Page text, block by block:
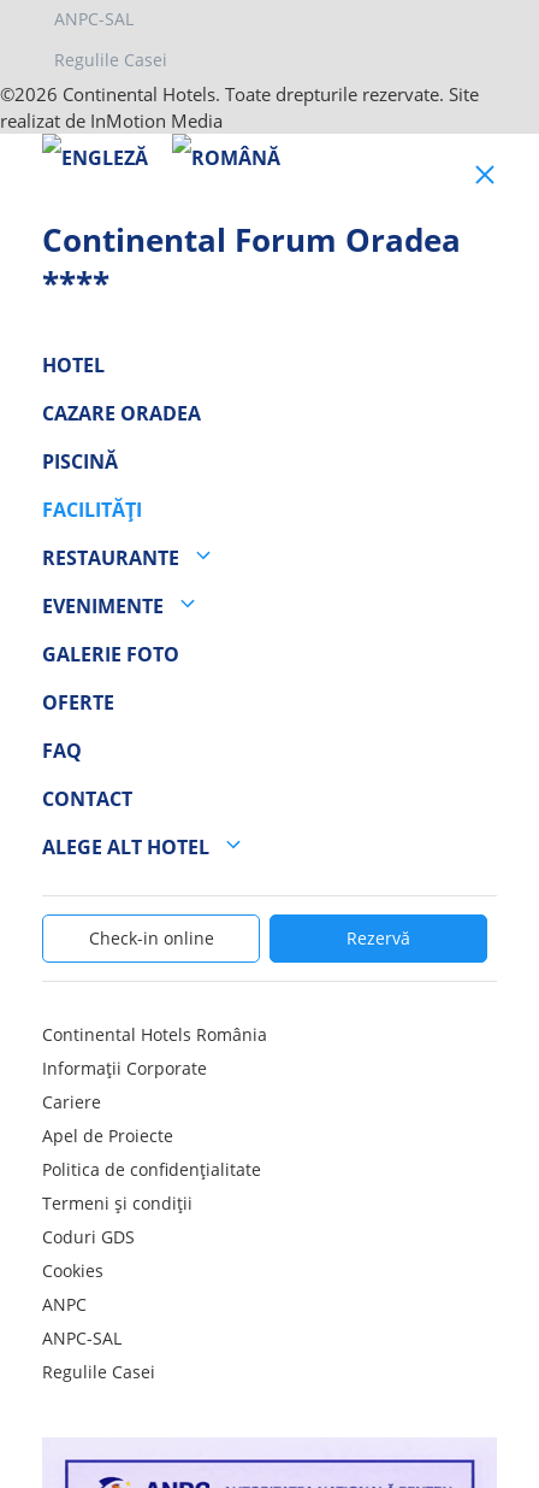
ANPC-SAL
Regulile Casei
©2026 Continental Hotels. Toate drepturile rezervate. Site
realizat de InMotion Media
Continental Forum Oradea
****
HOTEL
CAZARE ORADEA
PISCINĂ
FACILITĂȚI
RESTAURANTE
EVENIMENTE
GALERIE FOTO
OFERTE
FAQ
CONTACT
ALEGE ALT HOTEL
Check-in online Rezervă
Continental Hotels România
Informații Corporate
Cariere
Apel de Proiecte
Politica de confidențialitate
Termeni și condiții
Coduri GDS
Cookies
ANPC
ANPC-SAL
Regulile Casei